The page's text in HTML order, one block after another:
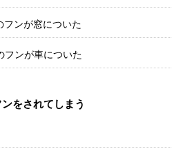
フンが窓についた
フンが車についた
をされてしまう